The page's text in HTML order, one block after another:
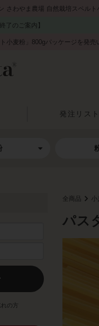
さわやま農場 自然栽培スペルト
了のご案内】
小麦粉」800gパッケージを発売
発注リスト
全商品 小
パス
の方